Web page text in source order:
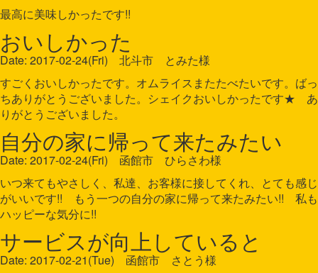
最高に美味しかったです!!
おいしかった
Date: 2017-02-24(Fri) 北斗市 とみた様
すごくおいしかったです。オムライスまたたべたいです。ばっ
ちありがとうございました。シェイクおいしかったです★ あ
りがとうございました。
自分の家に帰って来たみたい
Date: 2017-02-24(Fri) 函館市 ひらさわ様
いつ来てもやさしく、私達、お客様に接してくれ、とても感じ
がいいです!! もう一つの自分の家に帰って来たみたい!! 私も
ハッピーな気分に!!
サービスが向上していると
Date: 2017-02-21(Tue) 函館市 さとう様